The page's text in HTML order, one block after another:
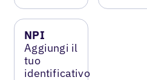
NPI
Aggiungi il
tuo
identificativo